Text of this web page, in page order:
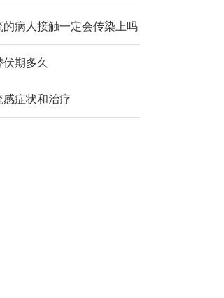
的病人接触一定会传染上吗
伏期多久
感症状和治疗